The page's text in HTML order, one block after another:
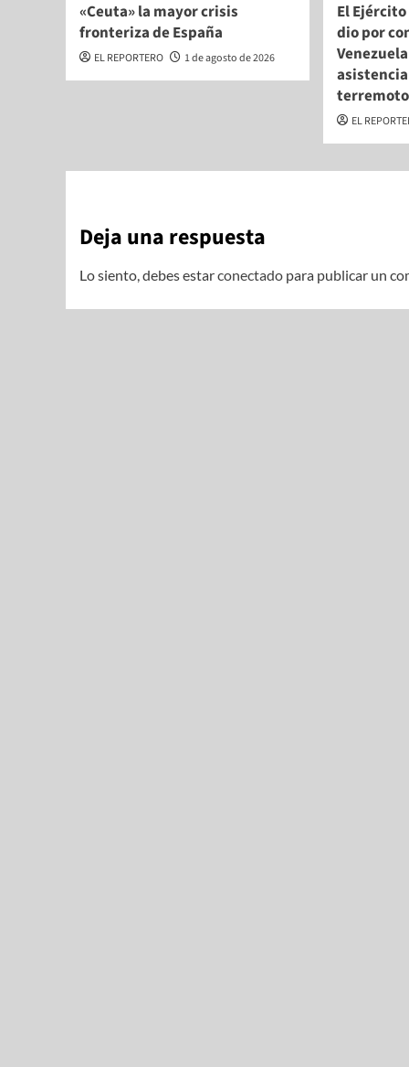
«Ceuta» la mayor crisis
fronteriza de España
EL REPORTERO 1 de agosto de 2026
El
dio por
terremoto
EL
Deja una respuesta
Lo siento, debes estarconectado para publicar un